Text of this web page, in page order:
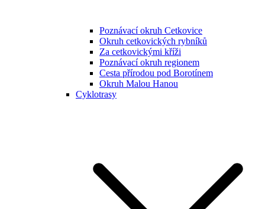
Poznávací okruh Cetkovice
Okruh cetkovických rybníků
Za cetkovickými kříži
Poznávací okruh regionem
Cesta přírodou pod Borotínem
Okruh Malou Hanou
Cyklotrasy